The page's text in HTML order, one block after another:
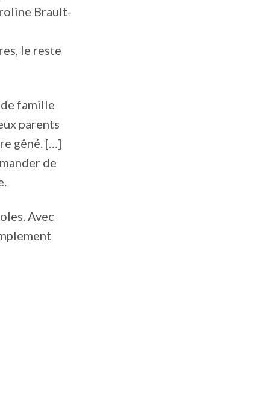
Brault-
le reste
de famille
parents
gêné. […]
de
Avec